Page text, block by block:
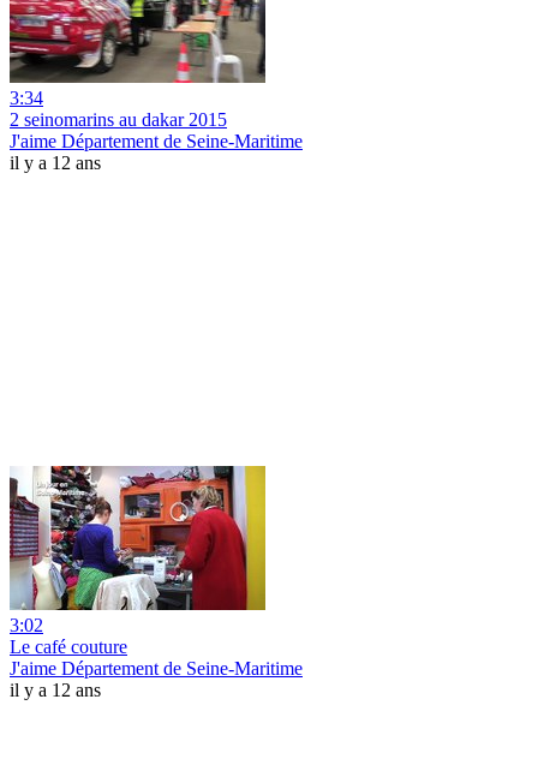
3:34
2 seinomarins au dakar 2015
J'aime Département de Seine-Maritime
il y a 12 ans
3:02
Le café couture
J'aime Département de Seine-Maritime
il y a 12 ans